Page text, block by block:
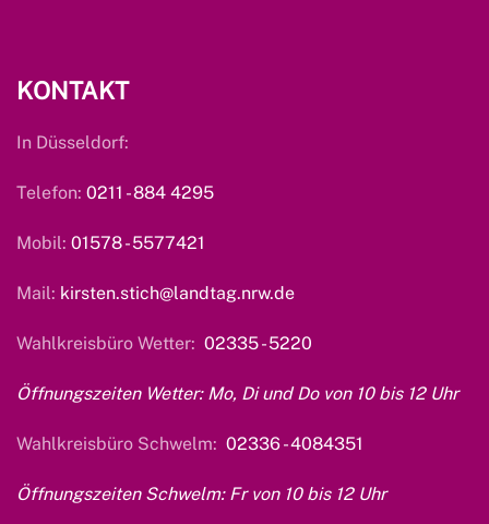
KONTAKT
In Düsseldorf:
Telefon: 0211 - 884 4295
Mobil: 01578 - 5577421
Mail: kirsten.stich@landtag.nrw.de
Wahlkreisbüro Wetter: 02335 - 5220
Öffnungszeiten Wetter: Mo, Di und Do von 10 bis 12 Uhr
Wahlkreisbüro Schwelm: 02336 - 4084351
Öffnungszeiten Schwelm: Fr von 10 bis 12 Uhr